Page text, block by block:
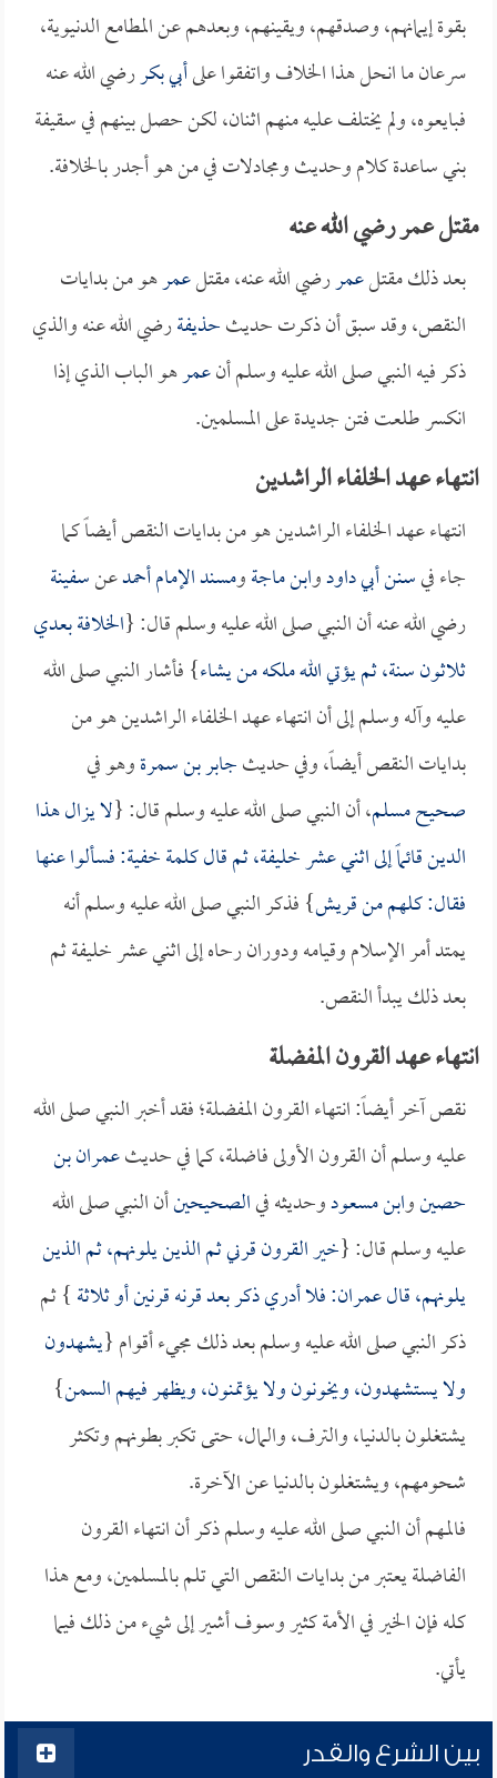
بقوة إيمانهم، وصدقهم، ويقينهم، وبعدهم عن المطامع الدنيوية،
سرعان ما انحل هذا الخلاف واتفقوا علىأبي بكررضي الله عنه
فبايعوه، ولم يختلف عليه منهم اثنان، لكن حصل بينهم في سقيفة
بني ساعدة كلام وحديث ومجادلات في من هو أجدر بالخلافة.
مقتل عمر رضي الله عنه
بعد ذلك مقتلعمررضي الله عنه، مقتلعمرهو من بدايات
النقص، وقد سبق أن ذكرت حديثحذيفةرضي الله عنه والذي
ذكر فيه النبي صلى الله عليه وسلم أنعمرهو الباب الذي إذا
انكسر طلعت فتن جديدة على المسلمين.
انتهاء عهد الخلفاء الراشدين
انتهاء عهد الخلفاء الراشدين هو من بدايات النقص أيضاً كما
جاء فيسنن أبي داودوابن ماجةومسند الإمام أحمدعنسفينة
رضي الله عنه أن النبي صلى الله عليه وسلم قال: {الخلافة بعدي
ثلاثون سنة، ثم يؤتي الله ملكه من يشاء} فأشار النبي صلى الله
عليه وآله وسلم إلى أن انتهاء عهد الخلفاء الراشدين هو من
بدايات النقص أيضاً، وفي حديثجابر بن سمرةوهو في
صحيح مسلم، أن النبي صلى الله عليه وسلم قال: {لا يزال هذا
الدين قائماً إلى اثني عشر خليفة، ثم قال كلمة خفية: فسألوا عنها
فقال: كلهم من قريش} فذكر النبي صلى الله عليه وسلم أنه
يمتد أمر الإسلام وقيامه ودوران رحاه إلى اثني عشر خليفة ثم
بعد ذلك يبدأ النقص.
انتهاء عهد القرون المفضلة
نقص آخر أيضاً: انتهاء القرون المفضلة؛ فقد أخبر النبي صلى الله
عليه وسلم أن القرون الأولى فاضلة، كما في حديثعمران بن
حصينوابن مسعودوحديثه فيالصحيحينأن النبي صلى الله
عليه وسلم قال: {خير القرون قرني ثم الذين يلونهم، ثم الذين
يلونهم، قالعمران: فلا أدري ذكر بعد قرنه قرنين أو ثلاثة} ثم
ذكر النبي صلى الله عليه وسلم بعد ذلك مجيء أقوام {يشهدون
ولا يستشهدون، ويخونون ولا يؤتمنون، ويظهر فيهم السمن}
يشتغلون بالدنيا، والترف، والمال، حتى تكبر بطونهم وتكثر
شحومهم، ويشتغلون بالدنيا عن الآخرة.
فالمهم أن النبي صلى الله عليه وسلم ذكر أن انتهاء القرون
الفاضلة يعتبر من بدايات النقص التي تلم بالمسلمين، ومع هذا
كله فإن الخير في الأمة كثير وسوف أشير إلى شيء من ذلك فيما
يأتي.
بين الشرع والقدر